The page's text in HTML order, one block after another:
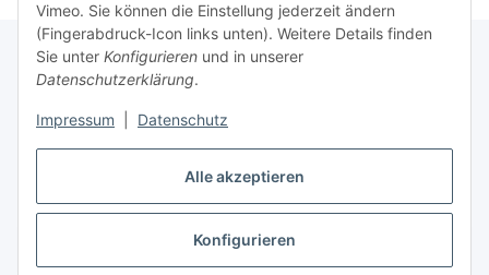
Alle akzeptieren
Konfigurieren
Vimeo. Sie können die Einstellung jederzeit ändern
(Fingerabdruck-Icon links unten). Weitere Details finden
Sie unter Konfigurieren und in unserer
Datenschutzerklärung.
Impressum Datenschutz
Vertrag widerrufen